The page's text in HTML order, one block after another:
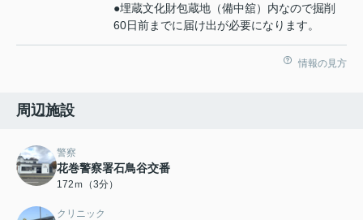
●埋蔵文化財包蔵地（備中舘）内なので掘削
60日前までに届け出が必要になります。
情報の見方
周辺施設
警察
花巻警察署石鳥谷交番
172ｍ（3分）
クリニック